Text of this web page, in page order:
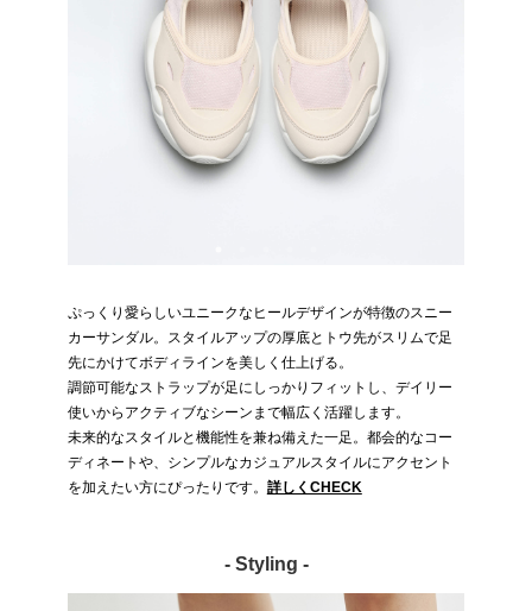
ぷっくり愛らしいユニークなヒールデザインが特徴のスニー
カーサンダル。スタイルアップの厚底とトウ先がスリムで足
先にかけてボディラインを美しく仕上げる。
調節可能なストラップが足にしっかりフィットし、デイリー
使いからアクティブなシーンまで幅広く活躍します。
未来的なスタイルと機能性を兼ね備えた一足。都会的なコー
ディネートや、シンプルなカジュアルスタイルにアクセント
を加えたい方にぴったりです。 詳しくCHECK
- Styling -